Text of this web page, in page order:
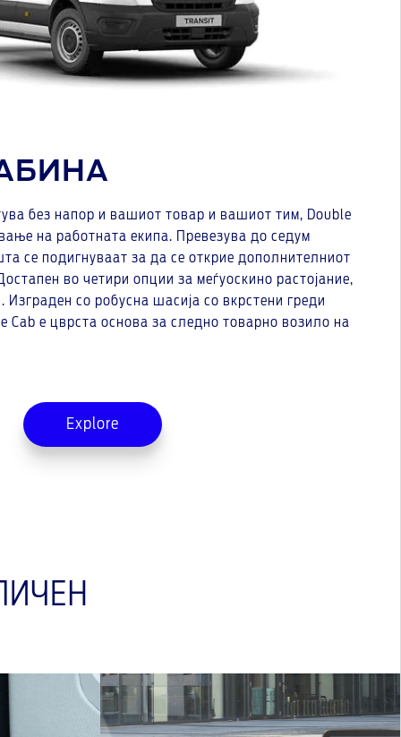
без напор и вашиот товар и вашиот тим, Double
на работната екипа. Превезува до седум
се подигнуваат за да се открие дополнителниот
во четири опции за меѓуоскино растојание,
со робусна шасија со вкрстени греди
Cab е цврста основа за следно товарно возило на
Explore